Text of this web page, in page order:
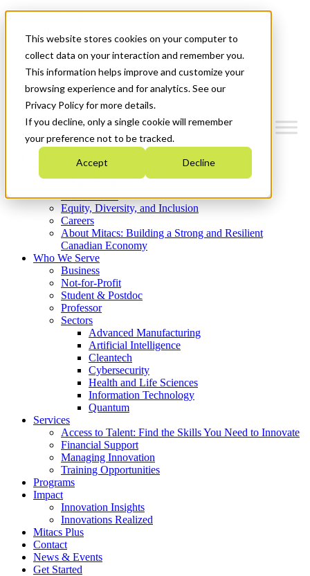
This website stores cookies on your computer to
collect data on your interaction and remember you.
This information helps improve and customize your
browsing experience and for analytics. See our
Privacy Policy for more details.
If you decline, only a single cookie will remember
your preference not to be tracked.
Accept Decline
News & Events
Get Started
Menu
Who We Are
Strategic Plan 2026-2030
What We Do
Equity, Diversity, and Inclusion
Careers
About Mitacs: Building a Strong and Resilient
Canadian Economy
Who We Serve
Business
Not-for-Profit
Student & Postdoc
Professor
Sectors
Advanced Manufacturing
Artificial Intelligence
Cleantech
Cybersecurity
Health and Life Sciences
Information Technology
Quantum
Services
Access to Talent: Find the Skills You Need to Innovate
Financial Support
Managing Innovation
Training Opportunities
Programs
Impact
Innovation Insights
Innovations Realized
Mitacs Plus
Contact
News & Events
Get Started